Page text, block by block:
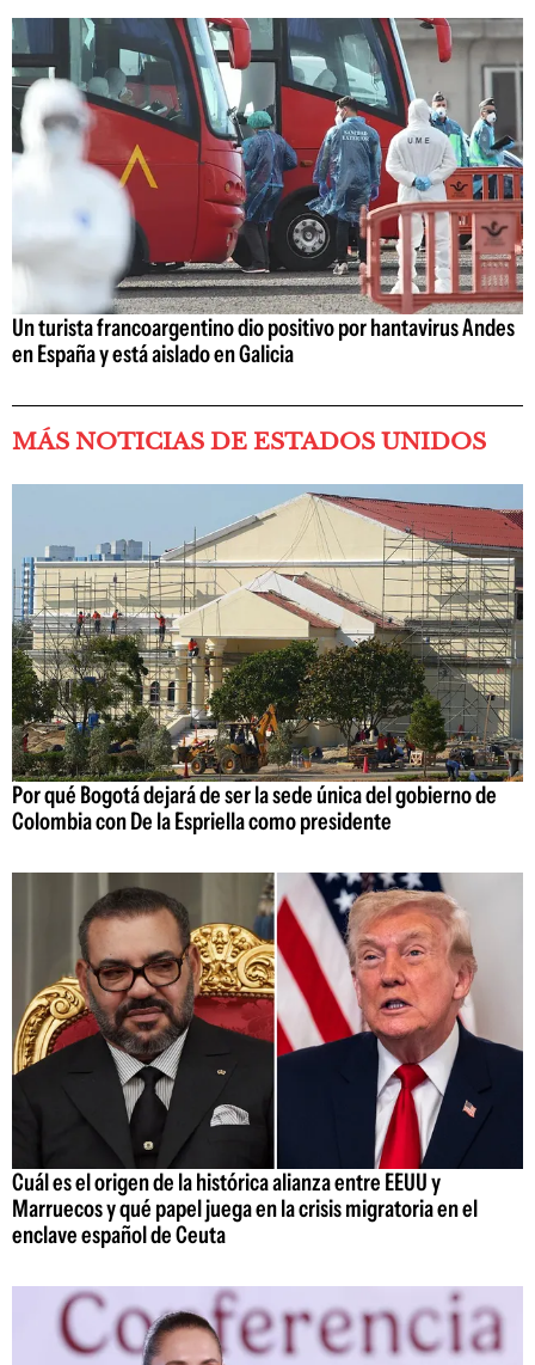
Un turista francoargentino dio positivo por hantavirus Andes
en España y está aislado en Galicia
MÁS NOTICIAS DE ESTADOS UNIDOS
Por qué Bogotá dejará de ser la sede única del gobierno de
Colombia con De la Espriella como presidente
Cuál es el origen de la histórica alianza entre EEUU y
Marruecos y qué papel juega en la crisis migratoria en el
enclave español de Ceuta